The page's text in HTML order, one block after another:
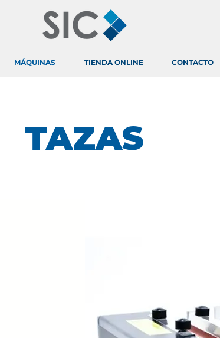
MÁQUINAS TIENDA ONLINE CONTACTO
TAZAS